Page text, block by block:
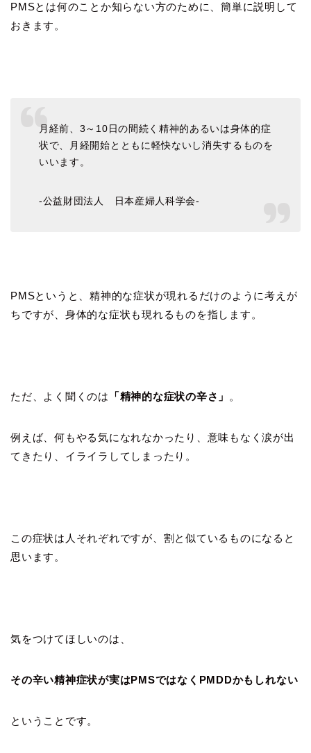
PMSとは何のことか知らない方のために、簡単に説明して
おきます。
月経前、3～10日の間続く精神的あるいは身体的症
状で、月経開始とともに軽快ないし消失するものを
いいます。
-公益財団法人 日本産婦人科学会-
PMSというと、精神的な症状が現れるだけのように考えが
ちですが、身体的な症状も現れるものを指します。
ただ、よく聞くのは 「精神的な症状の辛さ」 。
例えば、何もやる気になれなかったり、意味もなく涙が出
てきたり、イライラしてしまったり。
この症状は人それぞれですが、割と似ているものになると
思います。
気をつけてほしいのは、
その辛い精神症状が実はPMSではなくPMDDかもしれない
ということです。